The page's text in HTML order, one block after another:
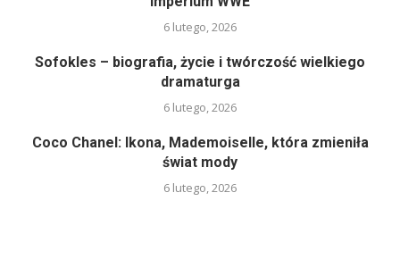
6 lutego, 2026
Sofokles – biografia, życie i twórczość wielkiego
dramaturga
6 lutego, 2026
Coco Chanel: Ikona, Mademoiselle, która zmieniła
świat mody
6 lutego, 2026